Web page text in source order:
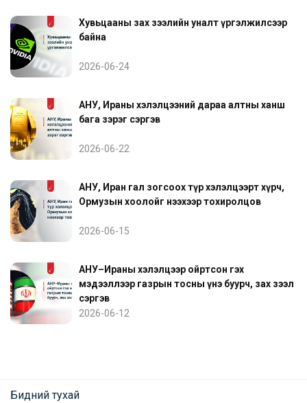
Хувьцааны зах зээлийн уналт үргэлжилсээр
байна
2026-06-24
АНУ, Ираны хэлэлцээний дараа алтны ханш
бага зэрэг сэргэв
2026-06-22
АНУ, Иран гал зогсоох түр хэлэлцээрт хүрч,
Ормузын хоолойг нээхээр тохиролцов
2026-06-15
АНУ–Ираны хэлэлцээр ойртсон гэх
мэдээллээр газрын тосны үнэ буурч, зах зээл
сэргэв
2026-06-12
Бидний тухай